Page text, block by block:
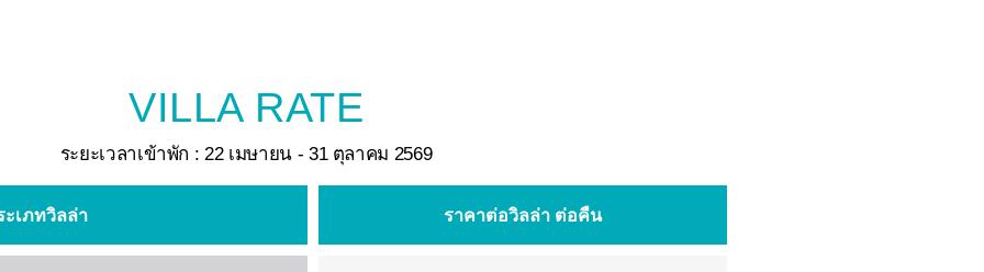
VILLA RATE
ระยะเวลาเข้าพัก : 22 เมษายน - 31 ตุลาคม 2569
ะเภทวิลล่า ราคาต่อวิลล่า ต่อคืน